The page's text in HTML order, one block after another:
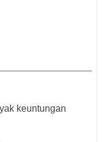
keuntungan